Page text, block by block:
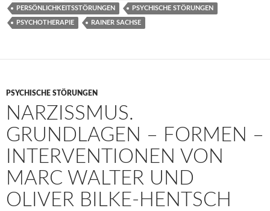
PERSÖNLICHKEITSSTÖRUNGEN PSYCHISCHE STÖRUNGEN
PSYCHOTHERAPIE RAINER SACHSE
PSYCHISCHE STÖRUNGEN
NARZISSMUS.
GRUNDLAGEN – FORMEN –
INTERVENTIONEN VON
MARC WALTER UND
OLIVER BILKE-HENTSCH